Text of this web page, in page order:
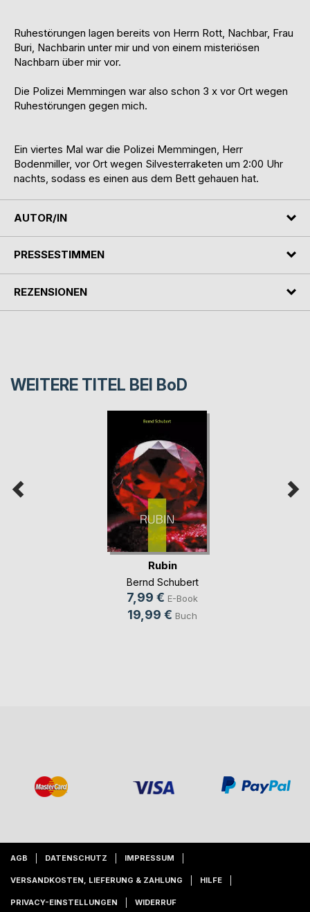
Ruhestörungen lagen bereits von Herrn Rott, Nachbar, Frau
Buri, Nachbarin unter mir und von einem misteriösen
Nachbarn über mir vor.
Die Polizei Memmingen war also schon 3 x vor Ort wegen
Ruhestörungen gegen mich.
Ein viertes Mal war die Polizei Memmingen, Herr
Bodenmiller, vor Ort wegen Silvesterraketen um 2:00 Uhr
nachts, sodass es einen aus dem Bett gehauen hat.
AUTOR/IN
PRESSESTIMMEN
REZENSIONEN
WEITERE TITEL BEI BoD
Rubin
Bernd Schubert
7,99 € E-Book
19,99 € Buch
AGB DATENSCHUTZ IMPRESSUM
VERSANDKOSTEN, LIEFERUNG & ZAHLUNG HILFE
PRIVACY-EINSTELLUNGEN WIDERRUF